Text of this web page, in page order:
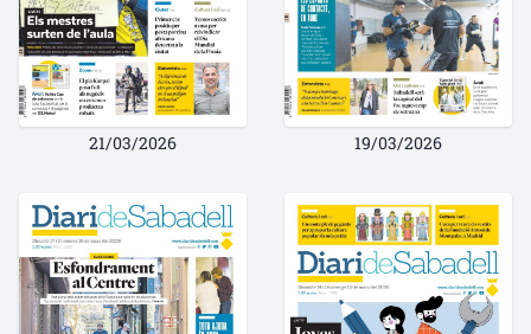
21/03/2026 19/03/2026